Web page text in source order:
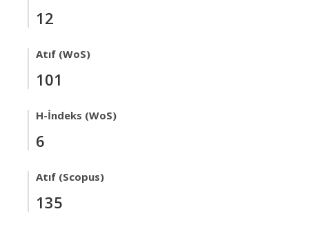
12
Atıf (WoS)
101
H-İndeks (WoS)
6
Atıf (Scopus)
135